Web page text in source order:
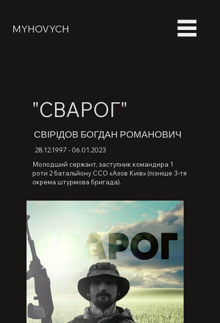
MYHOVYCH
"СВАРОГ"
СВІРІДОВ БОГДАН РОМАНОВИЧ
28.12.1997 - 06.01.2023
Молодший сержант, заступник командира 1
роти 2 батальйону ССО «Азов Київ» (пізніше 3-тя
окрема штурмова бригада).